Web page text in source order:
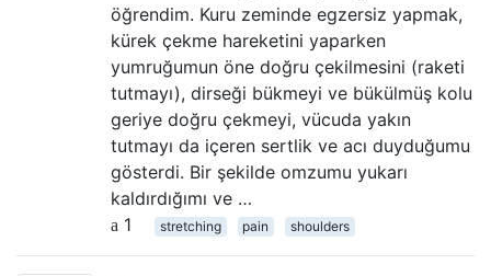
öğrendim. Kuru zeminde egzersiz yapmak,
kürek çekme hareketini yaparken
yumruğumun öne doğru çekilmesini (raketi
tutmayı), dirseği bükmeyi ve bükülmüş kolu
geriye doğru çekmeyi, vücuda yakın
tutmayı da içeren sertlik ve acı duyduğumu
gösterdi. Bir şekilde omzumu yukarı
kaldırdığımı ve …
1
stretching pain shoulders